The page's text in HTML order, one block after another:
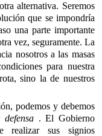
alternativa. Seremos
que se impondría
una parte importante
vez, seguramente. La
nosotros a las masas
para nuestra
sino la de nuestros
podemos y debemos
. El Gobierno
realizar sus signios